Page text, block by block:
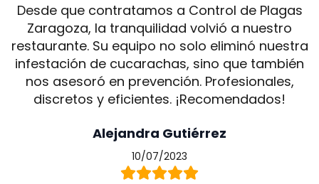
Desde que contratamos a Control de Plagas
Zaragoza, la tranquilidad volvió a nuestro
restaurante. Su equipo no solo eliminó nuestra
infestación de cucarachas, sino que también
nos asesoró en prevención. Profesionales,
discretos y eficientes. ¡Recomendados!
Alejandra Gutiérrez
10/07/2023